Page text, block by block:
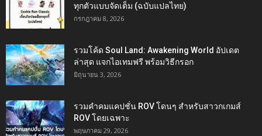
ทุกตัวแบบจัดเต็ม (ฉบับแปลไทย)
กรกฎาคม 8, 2026
รวมโค้ด Soul Land: Awakening World อัปเดต
ล่าสุด แจกไอเทมฟรี พร้อมวิธีกรอก
มิถุนายน 3, 2026
รวมคำคมแคปชั่น ROV โดนๆ สำหรับสาวกเกมส์
ROV โดยเฉพาะ
พฤษภาคม 29, 2026